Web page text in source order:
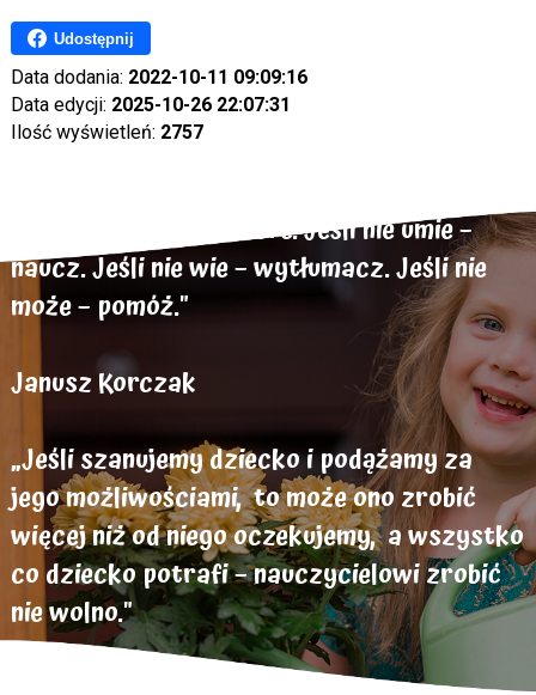
Udostępnij
Data dodania: 2022-10-11 09:09:16
Data edycji: 2025-10-26 22:07:31
Ilość wyświetleń: 2757
„Dziecko chce być dobre. Jeśli nie umie –
naucz. Jeśli nie wie – wytłumacz. Jeśli nie
może – pomóż."
Janusz Korczak
„Jeśli szanujemy dziecko i podążamy za
jego możliwościami, to może ono zrobić
więcej niż od niego oczekujemy, a wszystko
co dziecko potrafi – nauczycielowi zrobić
nie wolno."
Helen Parkhurst